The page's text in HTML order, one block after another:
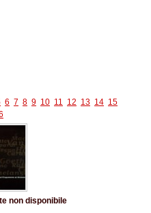
6 7 8 9 10 11 12 13 14 15
non disponibile